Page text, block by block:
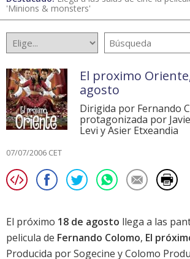
'Minions & monsters'
El proximo
agosto
Dirigida por Fernando
protagonizada por
Levi y Asier Etxeandia
07/07/2006 CET
El próximo 18 de agosto llega a las
pelicula de Fernando Colomo, El
Producida por Sogecine y Colomo